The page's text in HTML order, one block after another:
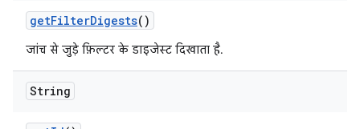
getFilterDigests()
जांच से जुड़े फ़िल्टर के डाइजेस्ट दिखाता है.
String